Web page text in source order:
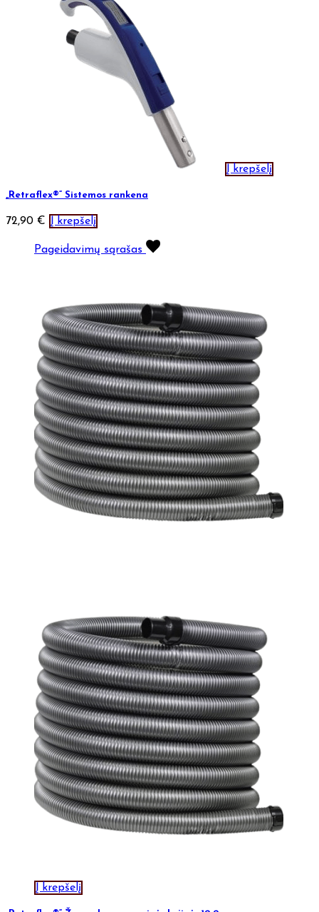
Į krepšelį
„Retraflex®“ Sistemos rankena
72,90 € Į krepšelį
Pageidavimų sąrašas
Į krepšelį